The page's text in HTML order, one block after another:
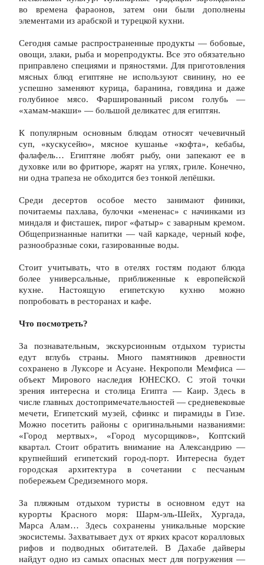
во времена фараонов, затем они были дополнены
элементами из арабской и турецкой кухни.
Сегодня самые распространенные продукты — бобовые,
овощи, злаки, рыба и морепродукты. Все это обязательно
приправлено специями и пряностями. Для приготовления
мясных блюд египтяне не используют свинину, но ее
успешно заменяют курица, баранина, говядина и даже
голубиное мясо. Фаршированный рисом голубь —
«хамам-макши» — большой деликатес для египтян.
К популярным основным блюдам относят чечевичный
суп, «кускусейю», мясное кушанье «кофта», кебабы,
фалафель… Египтяне любят рыбу, они запекают ее в
духовке или во фритюре, жарят на углях, гриле. Конечно,
ни одна трапеза не обходится без тонкой лепёшки.
Среди десертов особое место занимают финики,
почитаемы пахлава, булочки «мененас» с начинками из
миндаля и фисташек, пирог «фатыр» с заварным кремом.
Общепризнанные напитки — чай каркаде, черный кофе,
разнообразные соки, газированные воды.
Стоит учитывать, что в отелях гостям подают блюда
более универсальные, приближенные к европейской
кухне. Настоящую египетскую кухню можно
попробовать в ресторанах и кафе.
Что посмотреть?
За познавательным, экскурсионным отдыхом туристы
едут вглубь страны. Много памятников древности
сохранено в Луксоре и Асуане. Некрополи Мемфиса —
объект Мирового наследия ЮНЕСКО. С этой точки
зрения интересна и столица Египта — Каир. Здесь в
числе главных достопримечательностей — средневековые
мечети, Египетский музей, сфинкс и пирамиды в Гизе.
Можно посетить районы с оригинальными названиями:
«Город мертвых», «Город мусорщиков», Коптский
квартал. Стоит обратить внимание на Александрию —
крупнейший египетский город-порт. Интересна будет
городская архитектура в сочетании с песчаным
побережьем Средиземного моря.
За пляжным отдыхом туристы в основном едут на
курорты Красного моря: Шарм-эль-Шейх, Хургада,
Марса Алам… Здесь сохранены уникальные морские
экосистемы. Захватывает дух от ярких красот коралловых
рифов и подводных обитателей. В Дахабе дайверы
найдут одно из самых опасных мест для погружения —